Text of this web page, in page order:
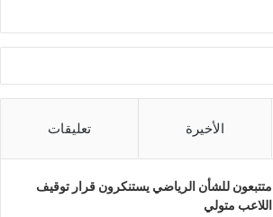
الأخيرة تعليقات
متتبعون للشأن الرياضي يستنكرون قرار توقيف
اللاعب متولي